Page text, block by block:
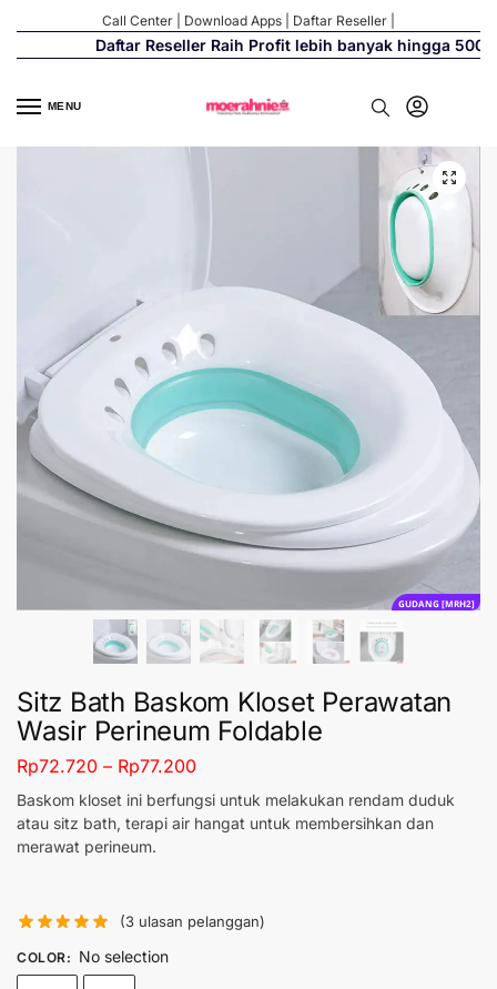
Call Center Download Apps Daftar Reseller
Daftar Reseller Raih Profit lebih banyak hingga 500%
MENU
GUDANG [MRH2]
Sitz Bath Baskom Kloset Perawatan
Wasir Perineum Foldable
Rp72.720 – Rp77.200
Baskom kloset ini berfungsi untuk melakukan rendam duduk
atau sitz bath, terapi air hangat untuk membersihkan dan
merawat perineum.
(3 ulasan pelanggan)
COLOR: No selection